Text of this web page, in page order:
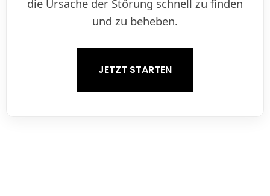
die Ursache der Störung schnell zu finden
und zu beheben.
JETZT STARTEN